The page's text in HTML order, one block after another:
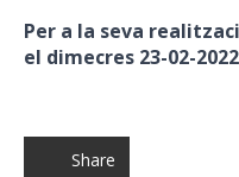
Per a la seva
el dimecres 23-02-
Share